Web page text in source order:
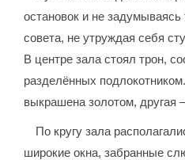
остановок и не
совета, не утруждая себя
В центре зала стоял трон,
разделённых
выкрашена золотом, другая
По кругу зала
широкие окна, забранные